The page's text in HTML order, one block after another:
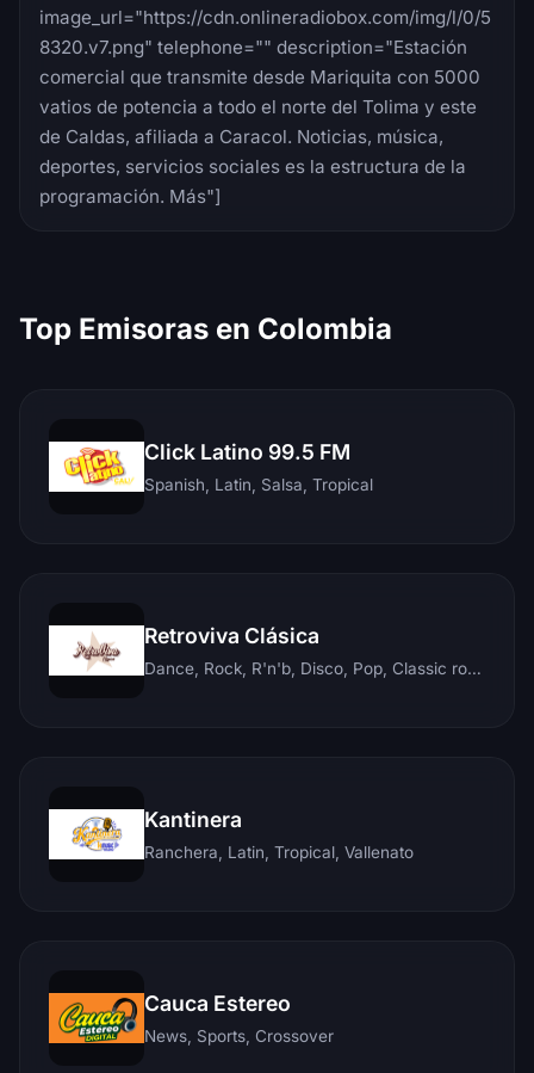
image_url="https://cdn.onlineradiobox.com/img/l/0/5
8320.v7.png" telephone="" description="Estación
comercial que transmite desde Mariquita con 5000
vatios de potencia a todo el norte del Tolima y este
de Caldas, afiliada a Caracol. Noticias, música,
deportes, servicios sociales es la estructura de la
programación. Más"]
Top Emisoras en Colombia
Click Latino 99.5 FM
Spanish, Latin, Salsa, Tropical
Retroviva Clásica
Dance, Rock, R'n'b, Disco, Pop, Classic rock, Techno, Reggae
Kantinera
Ranchera, Latin, Tropical, Vallenato
Cauca Estereo
News, Sports, Crossover